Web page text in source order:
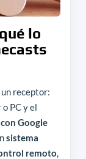
lo
un receptor:
PC y el
Google
sistema
remoto,